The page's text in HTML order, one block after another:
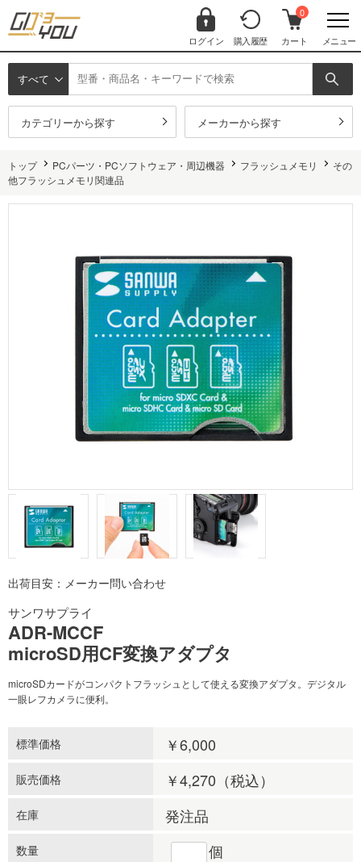
ログイン 購入履歴
0
カート メニュー
すべて
カテゴリーから探す メーカーから探す
トップ PCパーツ・PCソフトウェア・周辺機器 フラッシュメモリ
その
他フラッシュメモリ関連品
出荷目安：メーカー問い合わせ
サンワサプライ
ADR-MCCF
microSD用CF変換アダプタ
microSDカードがコンパクトフラッシュとして使える変換アダプタ。デジタル
一眼レフカメラに便利。
標準価格 ￥6,000
販売価格 ￥4,270 （税込）
在庫 発注品
数量 個